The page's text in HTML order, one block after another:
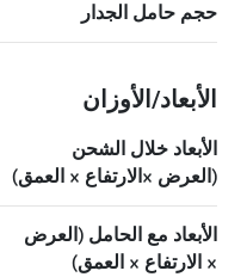
حجم حامل الجدار
الأبعاد/الأوزان
الأبعاد خلال الشحن
(العرض ×الارتفاع × العمق)
الأبعاد مع الحامل (العرض
× الارتفاع × العمق)